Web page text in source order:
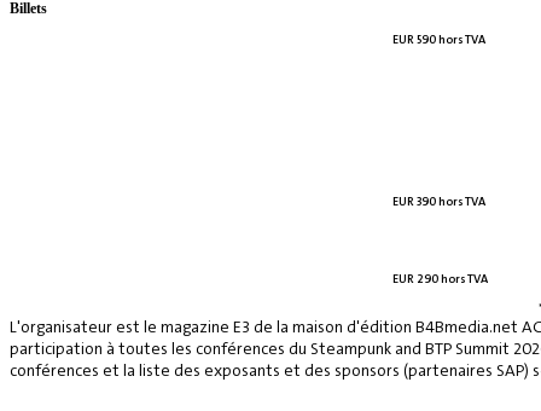
EUR 590 hors TVA
EUR 390 hors TVA
EUR 290 hors TVA
Billets
L'organisateur est le magazine E3 de la maison d'édition B4Bmedia.net
participation à toutes les conférences du Steampunk and BTP Summit
conférences et la liste des exposants et des sponsors (partenaires